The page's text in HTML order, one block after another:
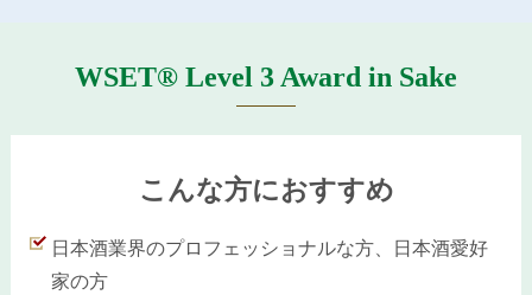
WSET® Level 3Award in Sake
こんな方におすすめ
日本酒業界のプロフェッショナルな方、日本酒愛好
家の方